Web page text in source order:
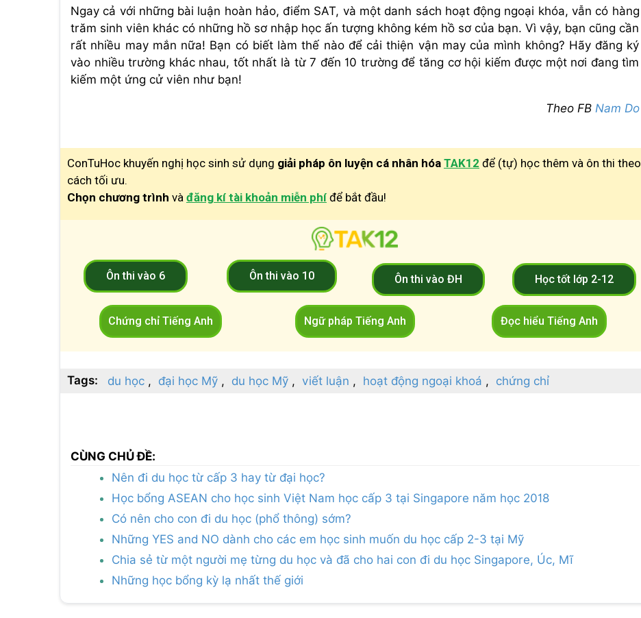
Ngay cả với những bài luận hoàn hảo, điểm SAT, và một danh sách hoạt động ngoại khóa, vẫn có hàng
trăm sinh viên khác có những hồ sơ nhập học ấn tượng không kém hồ sơ của bạn. Vì vậy, bạn cũng cần
rất nhiều may mắn nữa! Bạn có biết làm thế nào để cải thiện vận may của mình không? Hãy đăng ký
vào nhiều trường khác nhau, tốt nhất là từ 7 đến 10 trường để tăng cơ hội kiếm được một nơi đang tìm
kiếm một ứng cử viên như bạn!
Theo FB Nam Do
ConTuHoc khuyến nghị học sinh sử dụng giải pháp ôn luyện cá nhân hóa TAK12 để (tự) học thêm và ôn thi theo
cách tối ưu.
Chọn chương trình và đăng kí tài khoản miễn phí để bắt đầu!
Ôn thi vào 6 Ôn thi vào 10 Ôn thi vào ĐH Học tốt lớp 2-12
Chứng chỉ Tiếng Anh Ngữ pháp Tiếng Anh Đọc hiểu Tiếng Anh
Tags: du học đại học Mỹ du học Mỹ viết luận hoạt động ngoại khoá chứng chỉ
CÙNG CHỦ ĐỀ:
Nên đi du học từ cấp 3 hay từ đại học?
Học bổng ASEAN cho học sinh Việt Nam học cấp 3 tại Singapore năm học 2018
Có nên cho con đi du học (phổ thông) sớm?
Những YES and NO dành cho các em học sinh muốn du học cấp 2-3 tại Mỹ
Chia sẻ từ một người mẹ từng du học và đã cho hai con đi du học Singapore, Úc, Mĩ
Những học bổng kỳ lạ nhất thế giới